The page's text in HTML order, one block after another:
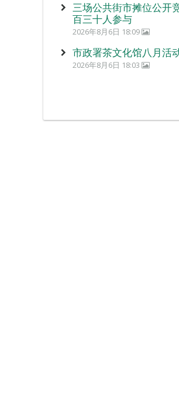
三场公共街市摊位公开
百三十人参与
2026年8月6日 18:09
市政署茶文化馆八月活
2026年8月6日 18:03